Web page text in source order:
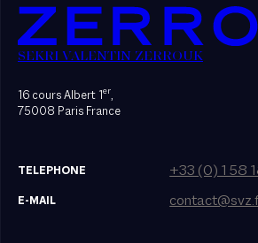
SEKRI VALENTIN ZERROUK
16 cours Albert 1er,
75008 Paris France
TELEPHONE +33 (0) 1 58
E-MAIL